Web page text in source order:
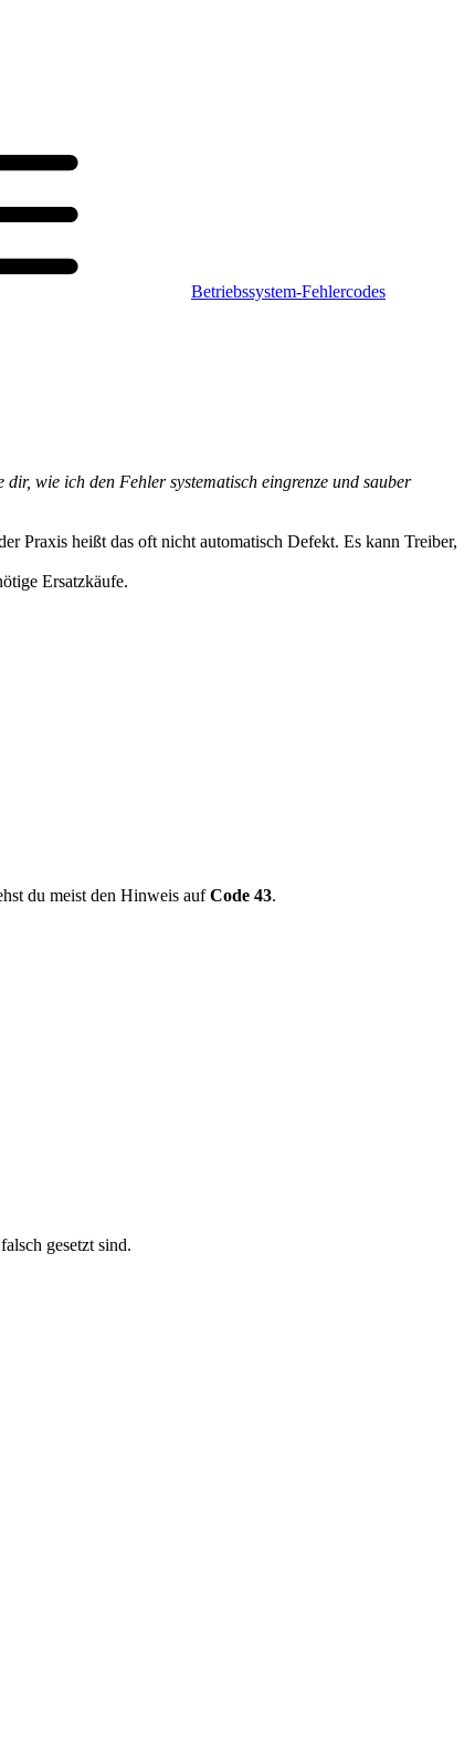
Betriebssystem-Fehlercodes
wie ich den Fehler systematisch eingrenze und sauber
Praxis heißt das oft nicht automatisch Defekt. Es kann Treiber,
Ersatzkäufe.
du meist den Hinweis aufCode 43.
gesetzt sind.